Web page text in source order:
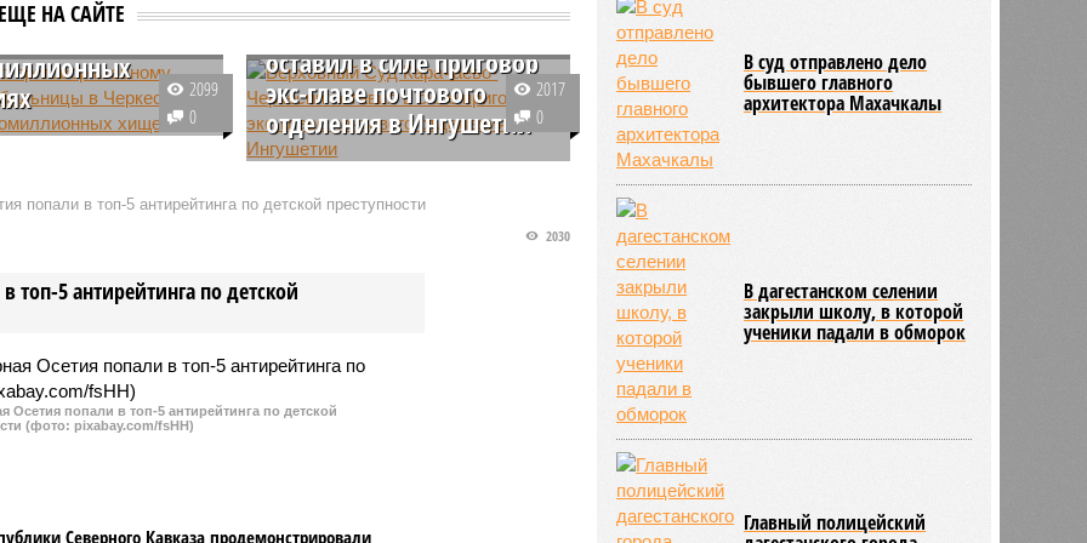
ЕЩЕ НА САЙТЕ
городской суд вынес
кодекса Российской
2099
0
Карачаево-Черкесии
оставил в силе приговор
экс-главе почтового
отделения в Ингушетии
Верховный Суд КЧР подтвердил
начальнице отделения почтовой
связи «Экажево» в Республике
мошенничество на 520
2017
0
попали в топ-5 антирейтинга по детской преступности
топ-5 антирейтинга по детской
2030
Осетия попали в топ-5 антирейтинга по детской
(фото: pixabay.com/fsHH)
Северного Кавказа продемонстрировали
В суд отправлено дело
бывшего главного
архитектора Махачкалы
В дагестанском селении
закрыли школу, в которой
ученики падали в обморок
Главный полицейский